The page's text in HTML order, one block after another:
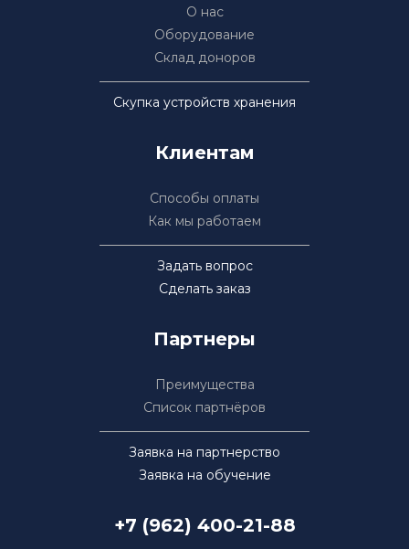
О нас
Оборудование
Склад доноров
Скупка устройств хранения
Клиентам
Способы оплаты
Как мы работаем
Задать вопрос
Сделать заказ
Партнеры
Преимущества
Список партнёров
Заявка на партнерство
Заявка на обучение
+7 (962) 400-21-88